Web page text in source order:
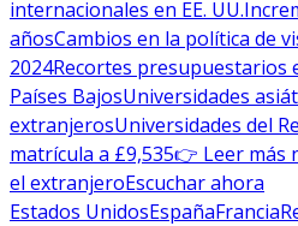
internacionales en EE. UU.
añosCambios en la política de
2024Recortes presupuestarios
Países BajosUniversidades
extranjerosUniversidades del
matrícula a £9,535👉 Leer más
el extranjeroEscuchar ahora
Estados UnidosEspañaFrancia